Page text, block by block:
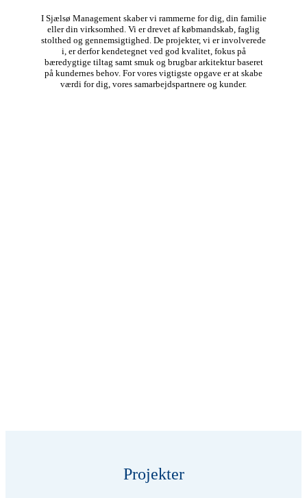
I Sjælsø Management skaber vi rammerne for dig, din familie
eller din virksomhed. Vi er drevet af købmandskab, faglig
stolthed og gennemsigtighed. De projekter, vi er involverede
i, er derfor kendetegnet ved god kvalitet, fokus på
bæredygtige tiltag samt smuk og brugbar arkitektur baseret
på kundernes behov. For vores vigtigste opgave er at skabe
værdi for dig, vores samarbejdspartnere og kunder.
Projekter